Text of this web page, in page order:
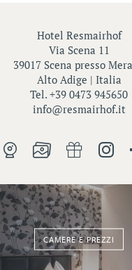
Hotel Resmairhof
Via Scena 11
39017 Scena presso
Alto Adige | Italia
Tel. +39 0473 945650
info@resmairhof.it
CAMERE E PREZZI